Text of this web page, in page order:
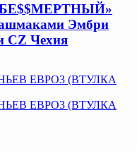
Эмбри
CZ Чехия